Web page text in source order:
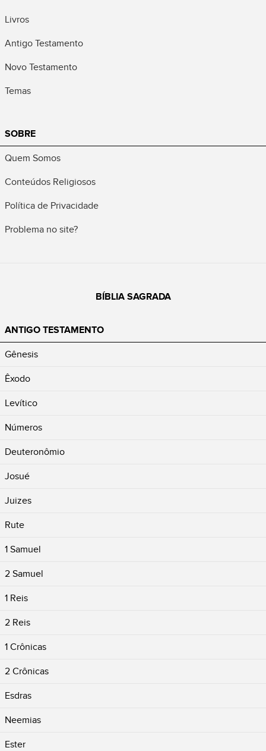
Livros
Antigo Testamento
Novo Testamento
Temas
SOBRE
Quem Somos
Conteúdos Religiosos
Política de Privacidade
Problema no site?
BÍBLIA SAGRADA
ANTIGO TESTAMENTO
Gênesis
Êxodo
Levítico
Números
Deuteronômio
Josué
Juizes
Rute
1 Samuel
2 Samuel
1 Reis
2 Reis
1 Crônicas
2 Crônicas
Esdras
Neemias
Ester